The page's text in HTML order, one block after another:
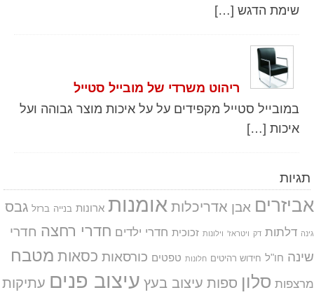
שימת הדגש […]
ריהוט משרדי של מובייל סטייל
במובייל סטייל מקפידים על על איכות מוצר גבוהה ועל
איכות […]
תגיות
אביזרים אבן אדריכלות אומנות ארונות בנייה ברזל גבס
גינה דלתות דק ויטראז' וילונות זכוכית חדרי ילדים חדרי רחצה חדרי
שינה חו"ל חידוש רהיטים חלונות טפטים כורסאות כסאות מטבח
מרצפות סלון ספות עיצוב בעץ עיצוב פנים עתיקות